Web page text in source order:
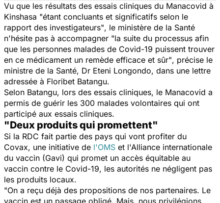
Vu que les résultats des essais cliniques du Manacovid à
Kinshasa "étant concluants et significatifs selon le
rapport des investigateurs", le ministère de la Santé
n'hésite pas à accompagner "la suite du processus afin
que les personnes malades de Covid-19 puissent trouver
en ce médicament un remède efficace et sûr", précise le
ministre de la Santé, Dr Eteni Longondo, dans une lettre
adressée à Floribet Batangu.
Selon Batangu, lors des essais cliniques, le Manacovid a
permis de guérir les 300 malades volontaires qui ont
participé aux essais cliniques.
"Deux produits qui promettent"
Si la RDC fait partie des pays qui vont profiter du
Covax, une initiative de l'OMS et l'Alliance internationale
du vaccin (Gavi) qui promet un accès équitable au
vaccin contre le Covid-19, les autorités ne négligent pas
les produits locaux.
"On a reçu déjà des propositions de nos partenaires. Le
vaccin est un passage obligé. Mais, nous privilégions